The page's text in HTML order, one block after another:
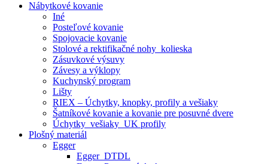
Nábytkové kovanie
Iné
Posteľové kovanie
Spojovacie kovanie
Stolové a rektifikačné nohy_kolieska
Zásuvkové výsuvy
Závesy a výklopy
Kuchynský program
Lišty
RIEX – Úchytky, knopky, profily a vešiaky
Šatníkové kovanie a kovanie pre posuvné dvere
Úchytky_vešiaky_UK profily
Plošný materiál
Egger
Egger_DTDL